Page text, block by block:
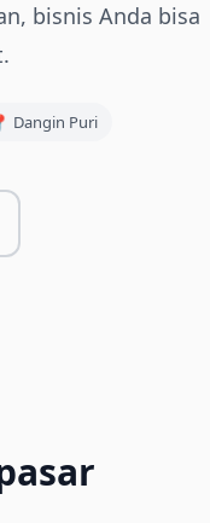
bisnis Anda bisa
Dangin Puri